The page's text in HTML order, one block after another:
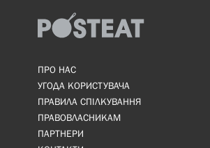
ПРО НАС
УГОДА КОРИСТУВАЧА
ПРАВИЛА СПІЛКУВАННЯ
ПРАВОВЛАСНИКАМ
ПАРТНЕРИ